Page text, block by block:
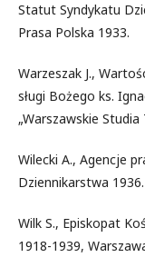
Statut Syndykatu
Prasa Polska 1933.
Warzeszak J.,
sługi Bożego ks.
„Warszawskie Studia
Wilecki A., Agencje
Dziennikarstwa 1936.
Wilk S., Episkopat
1918-1939,